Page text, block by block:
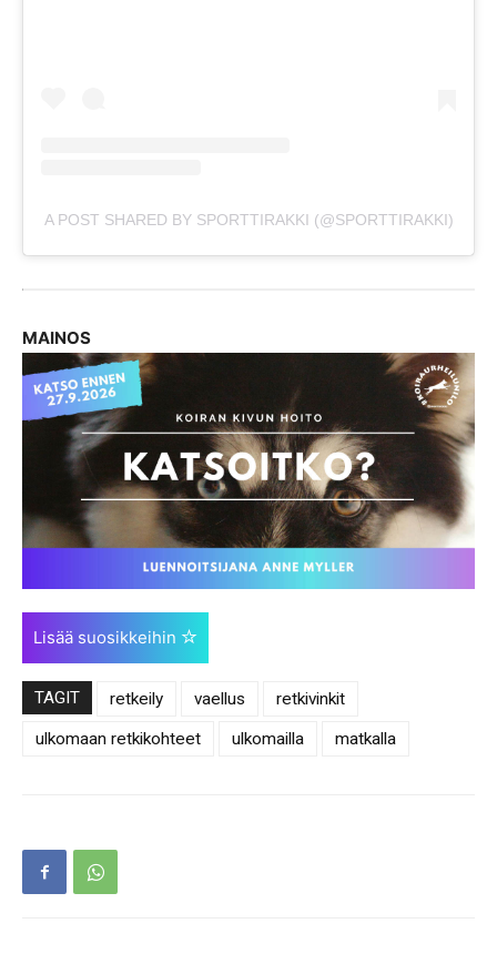
A POST SHARED BY SPORTTIRAKKI (@SPORTTIRAKKI)
MAINOS
Lisää suosikkeihin
TAGIT retkeily vaellus
retkivinkit
ulkomaan retkikohteet
ulkomailla matkalla